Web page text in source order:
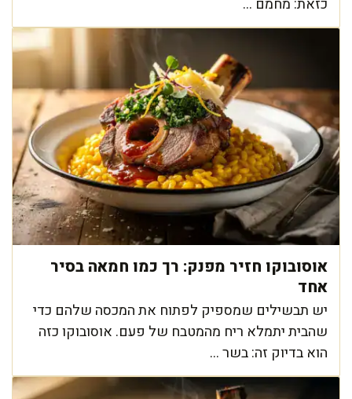
כזאת: מחמם ...
אוסובוקו חזיר מפנק: רך כמו חמאה בסיר
אחד
יש תבשילים שמספיק לפתוח את המכסה שלהם כדי
שהבית יתמלא ריח מהמטבח של פעם. אוסובוקו כזה
הוא בדיוק זה: בשר ...